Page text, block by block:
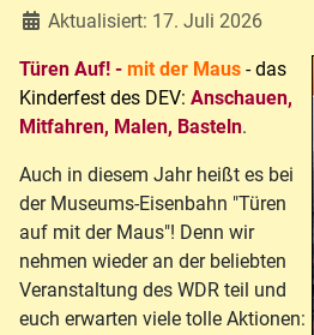
Aktualisiert: 17. Juli 2026
Türen Auf! - mit der Maus - das
Kinderfest des DEV: Anschauen,
Mitfahren, Malen, Basteln.
Auch in diesem Jahr heißt es bei
der Museums-Eisenbahn "Türen
auf mit der Maus"! Denn wir
nehmen wieder an der beliebten
Veranstaltung des WDR teil und
euch erwarten viele tolle Aktionen: